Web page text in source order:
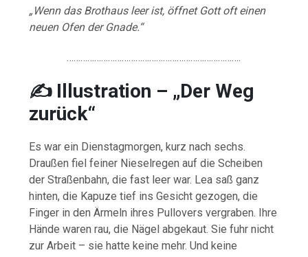
„Wenn das Brothaus leer ist, öffnet Gott oft einen
neuen Ofen der Gnade.“
………………………………………………………………….
✍️ Illustration – „Der Weg
zurück“
Es war ein Dienstagmorgen, kurz nach sechs.
Draußen fiel feiner Nieselregen auf die Scheiben
der Straßenbahn, die fast leer war. Lea saß ganz
hinten, die Kapuze tief ins Gesicht gezogen, die
Finger in den Ärmeln ihres Pullovers vergraben. Ihre
Hände waren rau, die Nägel abgekaut. Sie fuhr nicht
zur Arbeit – sie hatte keine mehr. Und keine